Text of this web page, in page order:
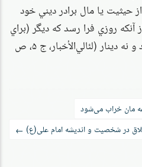
يا مال برادر ديني خود
آنکه روزي فرا رسد که ديگر (براي
جبران آن) نه درهمی وجود دارد و نه دينار (لئالي‌الأخبار، ج ۵، ص
مان خراب می‌شود
در شخصیت و اندیشه امام علی(ع) ←